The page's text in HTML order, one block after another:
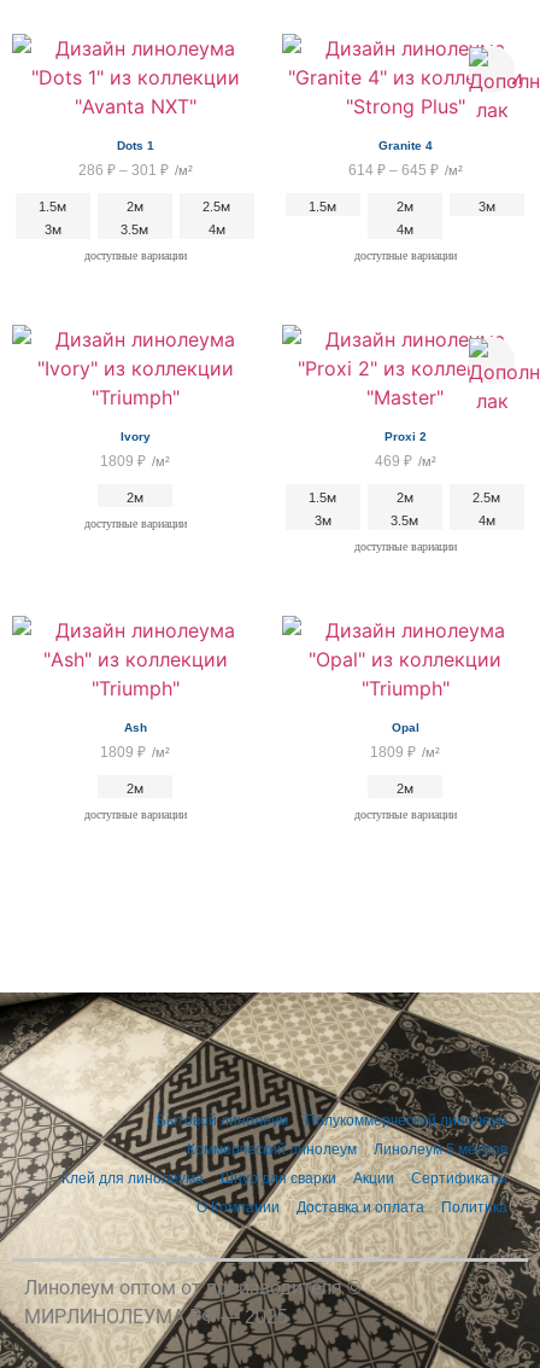
Dots 1
286 ₽ – 301 ₽ /м²
1.5м 2м
2.5м
3м
3.5м 4м
доступные вариации
Granite 4
614 ₽ – 645 ₽ /м²
1.5м 2м
3м
4м
доступные вариации
Ivory
1809 ₽ /м²
2м
доступные вариации
Proxi 2
469 ₽ /м²
1.5м 2м
2.5м
3м
3.5м 4м
доступные вариации
Ash
1809 ₽ /м²
2м
доступные вариации
Opal
1809 ₽ /м²
2м
доступные вариации
Бытовой линолеум
Полукоммерческий линолеум
Коммерческий линолеум
Линолеум 5 метров
Клей для линолеума
Шнур для сварки Акции
Сертификаты
О Компании
Доставка и оплата Политика
Линолеум оптом от производителя ©
МИРЛИНОЛЕУМА.РФ — 2025